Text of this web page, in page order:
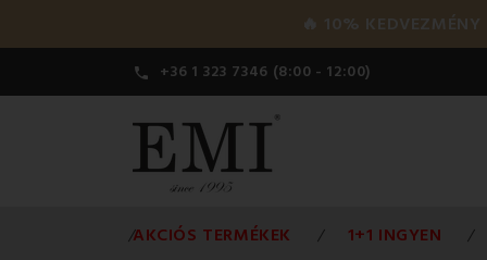
🔥 10%
 +36 1 323 7346 (8:00 - 12:00)
AKCIÓS TERMÉKEK 1+1 INGYEN